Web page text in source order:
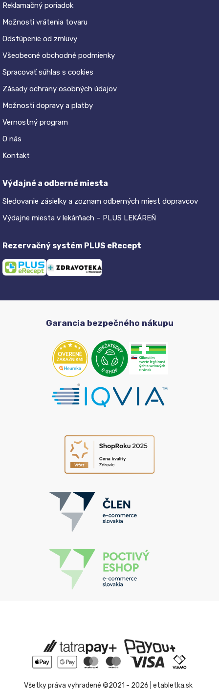
Reklamačný poriadok
Možnosti vrátenia tovaru
Odstúpenie od zmluvy
Všeobecné obchodné podmienky
Spracovať súhlas s cookies
Zásady ochrany osobných údajov
Možnosti dopravy a platby
Vernostný program
O nás
Kontakt
Výdajné a odberné miesta
Sledovanie zásielky a zoznam odberných miest dopravcov
Výdajne miesta v lekárňach – PLUS LEKÁREŇ
Rezervačný systém PLUS eRecept
Garancia bezpečného nákupu
Všetky práva vyhradené ©2021 - 2026 | etabletka.sk